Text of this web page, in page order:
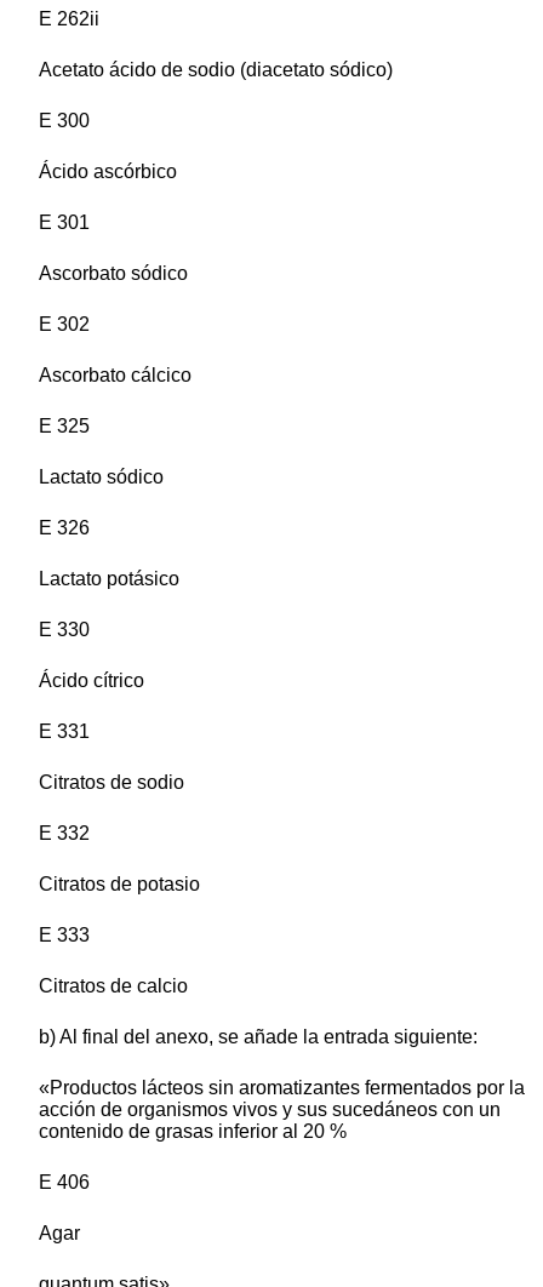
E 262ii
Acetato ácido de sodio (diacetato sódico)
E 300
Ácido ascórbico
E 301
Ascorbato sódico
E 302
Ascorbato cálcico
E 325
Lactato sódico
E 326
Lactato potásico
E 330
Ácido cítrico
E 331
Citratos de sodio
E 332
Citratos de potasio
E 333
Citratos de calcio
b) Al final del anexo, se añade la entrada siguiente:
«Productos lácteos sin aromatizantes fermentados por la
acción de organismos vivos y sus sucedáneos con un
contenido de grasas inferior al 20 %
E 406
Agar